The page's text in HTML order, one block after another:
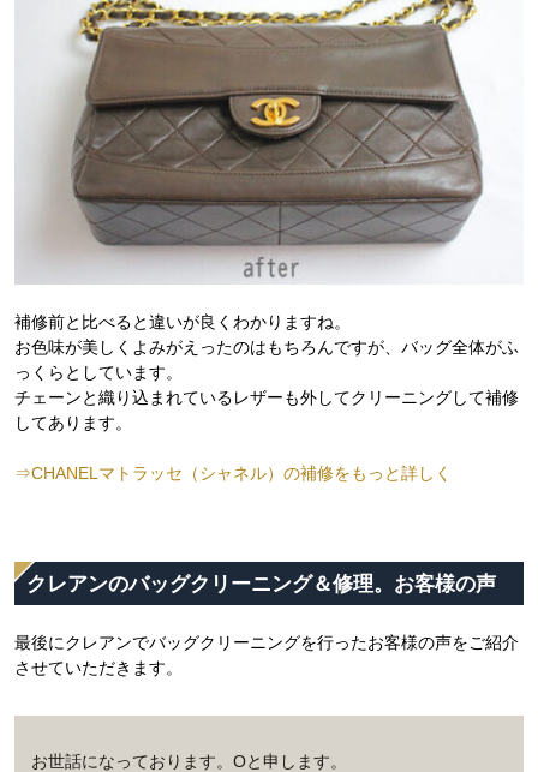
補修前と比べると違いが良くわかりますね。
お色味が美しくよみがえったのはもちろんですが、バッグ全体がふ
っくらとしています。
チェーンと織り込まれているレザーも外してクリーニングして補修
してあります。
⇒CHANELマトラッセ（シャネル）の補修をもっと詳しく
クレアンのバッグクリーニング＆修理。お客様の声
最後にクレアンでバッグクリーニングを行ったお客様の声をご紹介
させていただきます。
お世話になっております。Oと申します。